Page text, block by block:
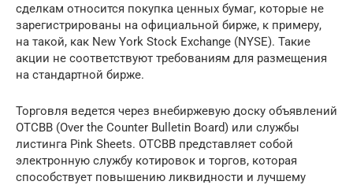
сделкам относится покупка ценных бумаг, которые не
зарегистрированы на официальной бирже, к примеру,
на такой, как New York Stock Exchange (NYSE). Такие
акции не соответствуют требованиям для размещения
на стандартной бирже.
Торговля ведется через внебиржевую доску объявлений
OTCBB (Over the Counter Bulletin Board) или службы
листинга Pink Sheets. OTCBB представляет собой
электронную службу котировок и торгов, которая
способствует повышению ликвидности и лучшему